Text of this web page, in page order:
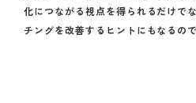
化につながる視点を得られるだけで
チングを改善するヒントにもなるので